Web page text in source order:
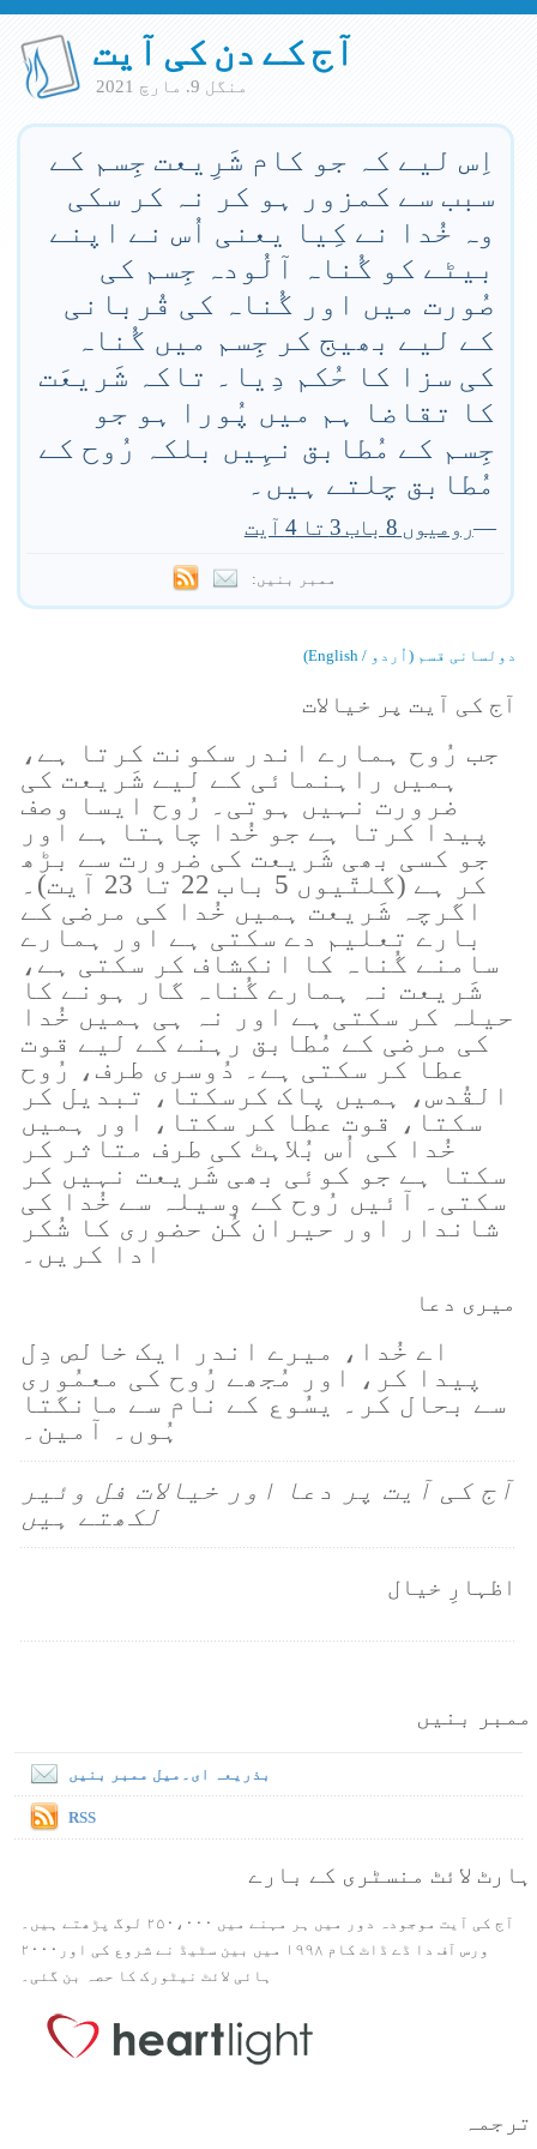
آج کے دن کی آیت
منگل 9. مارچ 2021
اِس لیے کہ جو کام شَرِیعت جِسم کے
سبب سے کمزور ہو کر نہ کر سکی
وہ خُدا نے کِیا یعنی اُس نے اپنے
بیٹے کو گُناہ آلُودہ جِسم کی
صُورت میں اور گُناہ کی قُربانی
کے لیے بھیج کر جِسم میں گُناہ
کی سزا کا حُکم دِیا۔ تاکہ شَریعَت
کا تقاضا ہم میں پُورا ہو جو
جِسم کے مُطابق نہِیں بلکہ رُوح کے
مُطابق چلتے ہیں۔
—رومیوں 8 باب 3 تا 4 آیت
ممبر بنیں:
دولسانی قسم (اُردو / English)
آج کی آیت پر خیالات
جب رُوح ہمارے اندر سکونت کرتا ہے،
ہمیں راہنمائی کے لیے شَریعت کی
ضرورت نہیں ہوتی۔ رُوح ایسا وصف
پیدا کرتا ہے جو خُدا چاہتا ہے اور
جو کسی بھی شَریعت کی ضرورت سے بڑھ
کر ہے (گلتّیوں 5 باب 22 تا 23 آیت)۔
اگرچہ شَریعت ہمیں خُدا کی مرضی کے
بارے تعلیم دے سکتی ہے اور ہمارے
سامنے گُناہ کا انکشاف کر سکتی ہے،
شَریعت نہ ہمارے گُناہ گار ہونے کا
حیلہ کر سکتی ہے اور نہ ہی ہمیں خُدا
کی مرضی کے مُطابق رہنے کے لیے قوت
عطا کر سکتی ہے۔ دُوسری طرف، رُوح
القُدس، ہمیں پاک کرسکتا، تبدیل کر
سکتا، قوت عطا کر سکتا، اور ہمیں
خُدا کی اُس بُلاہٹ کی طرف متاثر کر
سکتا ہے جو کوئی بھی شَریعت نہیں کر
سکتی۔ آئیں رُوح کے وسیلہ سے خُدا کی
شاندار اور حیران کُن حضوری کا شُکر
ادا کریں۔
میری دعا
اے خُدا، میرے اندر ایک خالص دِل
پیدا کر، اور مُجھے رُوح کی معمُوری
سے بحال کر۔ یسُوع کے نام سے مانگتا
ہُوں۔ آمین۔
آج کی آیت پر دعا اور خیالات فل وئیر
لکھتے ہیں
اظہارِ خیال
ممبر بنیں
بذریعہ ای۔میل ممبر بنیں
RSS
ہارٹ لائٹ منسٹری کے بارے
آج کی آیت موجودہ دور میں ہر مہنے میں ۲۵۰،۰۰۰ لوگ پڑھتے ہیں۔
ورس آف دا ڈے ڈاٹ کام ۱۹۹۸ میں بین سٹیڈ نے شروع کی اور۲۰۰۰
ہائی لائٹ نیٹورک کا حصہ بن گئی۔
ترجمہ